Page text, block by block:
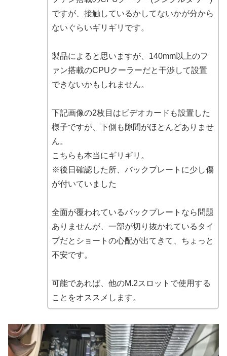
ですが、接触しているかしてないかが分から
ないぐらいギリギリです。
製品によると思いますが、140mm以上のフ
ァン搭載のCPUクーラーだと干渉して設置
できないかもしれません。
下記画像の2枚目はビデオカードも設置した
様子ですが、下側も隙間がほとんどありませ
ん。
こちらも本当にギリギリ。
※後日確認した所、バックプレートに少し傷
が付いていました
全面が覆われているバックプレートなら問題
ありませんが、一部が切り抜かれているタイ
プだとショートの心配が出てきて、ちょっと
不安です。
可能であれば、他のM.2スロットで使用する
ことをオススメします。